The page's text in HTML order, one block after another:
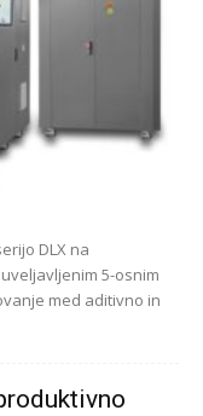
DLX na
5-osnim
med aditivno in